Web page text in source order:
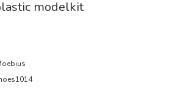
modelkit